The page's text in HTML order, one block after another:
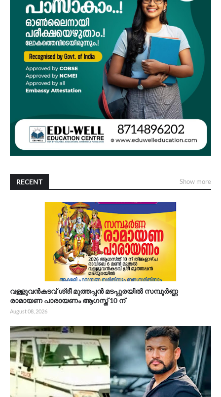
RECENT Show more
വള്ളുവൻകടവ് ശ്രീ മുത്തപ്പൻ മടപ്പുരയിൽ സമ്പൂർണ്ണ
രാമായണ പാരായണം ആഗസ്ത് 10 ന്
August 08, 2026